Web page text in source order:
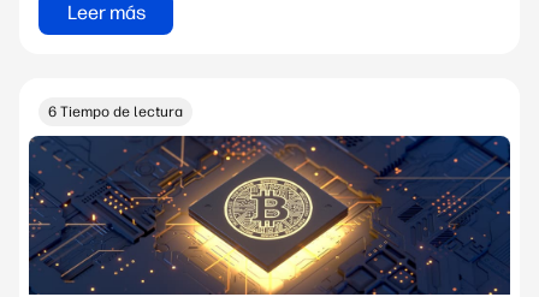
Leer más
6 Tiempo de lectura